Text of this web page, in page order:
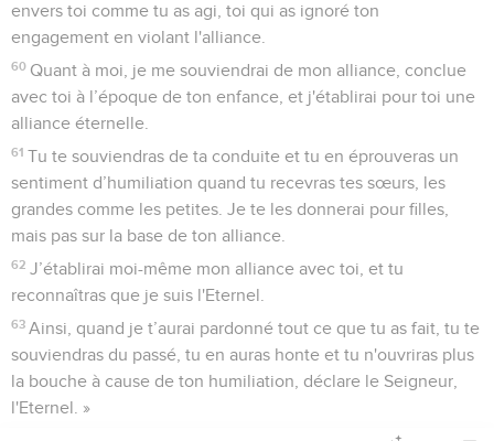
envers toi comme tu as agi, toi qui as ignoré ton
engagement en violant l'alliance.
60 Quant à moi, je me souviendrai de mon alliance, conclue
avec toi à l’époque de ton enfance, et j'établirai pour toi une
alliance éternelle.
61 Tu te souviendras de ta conduite et tu en éprouveras un
sentiment d’humiliation quand tu recevras tes sœurs, les
grandes comme les petites. Je te les donnerai pour filles,
mais pas sur la base de ton alliance.
62 J’établirai moi-même mon alliance avec toi, et tu
reconnaîtras que je suis l'Eternel.
63 Ainsi, quand je t’aurai pardonné tout ce que tu as fait, tu te
souviendras du passé, tu en auras honte et tu n'ouvriras plus
la bouche à cause de ton humiliation, déclare le Seigneur,
l'Eternel. »